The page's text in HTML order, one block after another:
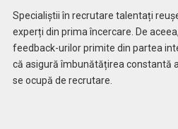
Specialiștii în recrutare talentați
experți din prima încercare. De
feedback-urilor primite din partea
că asigură îmbunătățirea constantă
se ocupă de recrutare.